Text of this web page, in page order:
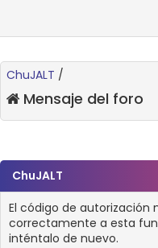
ChuJALT /
Mensaje del foro
ChuJALT
El código de autorización
correctamente a esta
inténtalo de nuevo.